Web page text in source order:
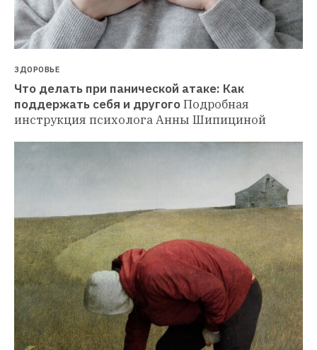
ЗДОРОВЬЕ
Что делать при панической атаке: Как
поддержать себя и другогоПодробная
инструкция психолога Анны Шипициной